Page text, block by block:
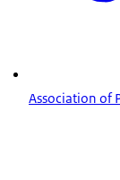
Association of